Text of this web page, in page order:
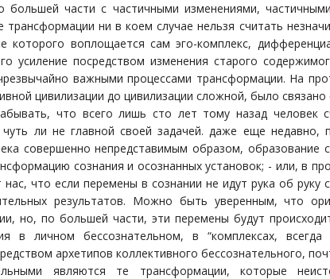
большей части с частичными изменениями,
ни в коем случае нельзя считать
которого воплощается сам эго-комплекс,
усиление посредством изменения старого
важными процессами трансформации. На
цивилизации до цивилизации сложной, было
что всего лишь сто лет тому назад человек
ли не главной своей задачей. даже еще недавно,
совершенно непредставимым образом,
сознания и осознанных установок; - или, в
нас, что если перемены в сознании не идут рука об
результатов. Можно быть уверенным, что
но, по большей части, эти перемены будут
в личном бессознательном, в “комплексах,
архетипов коллективного бессознательного,
являются те трансформации, которые